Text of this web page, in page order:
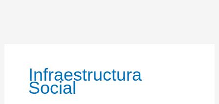
Infraestructura
Social